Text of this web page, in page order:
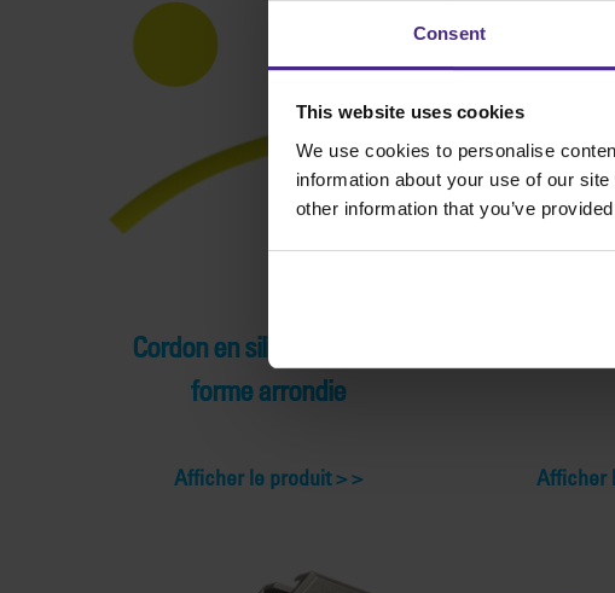
Consent
This website uses cookies
We use cookies to personalise
information about your use of our
other information that you’ve
Cordon en silicone jaune –
forme arrondie
Afficher le produit >
Porte-
Afficher